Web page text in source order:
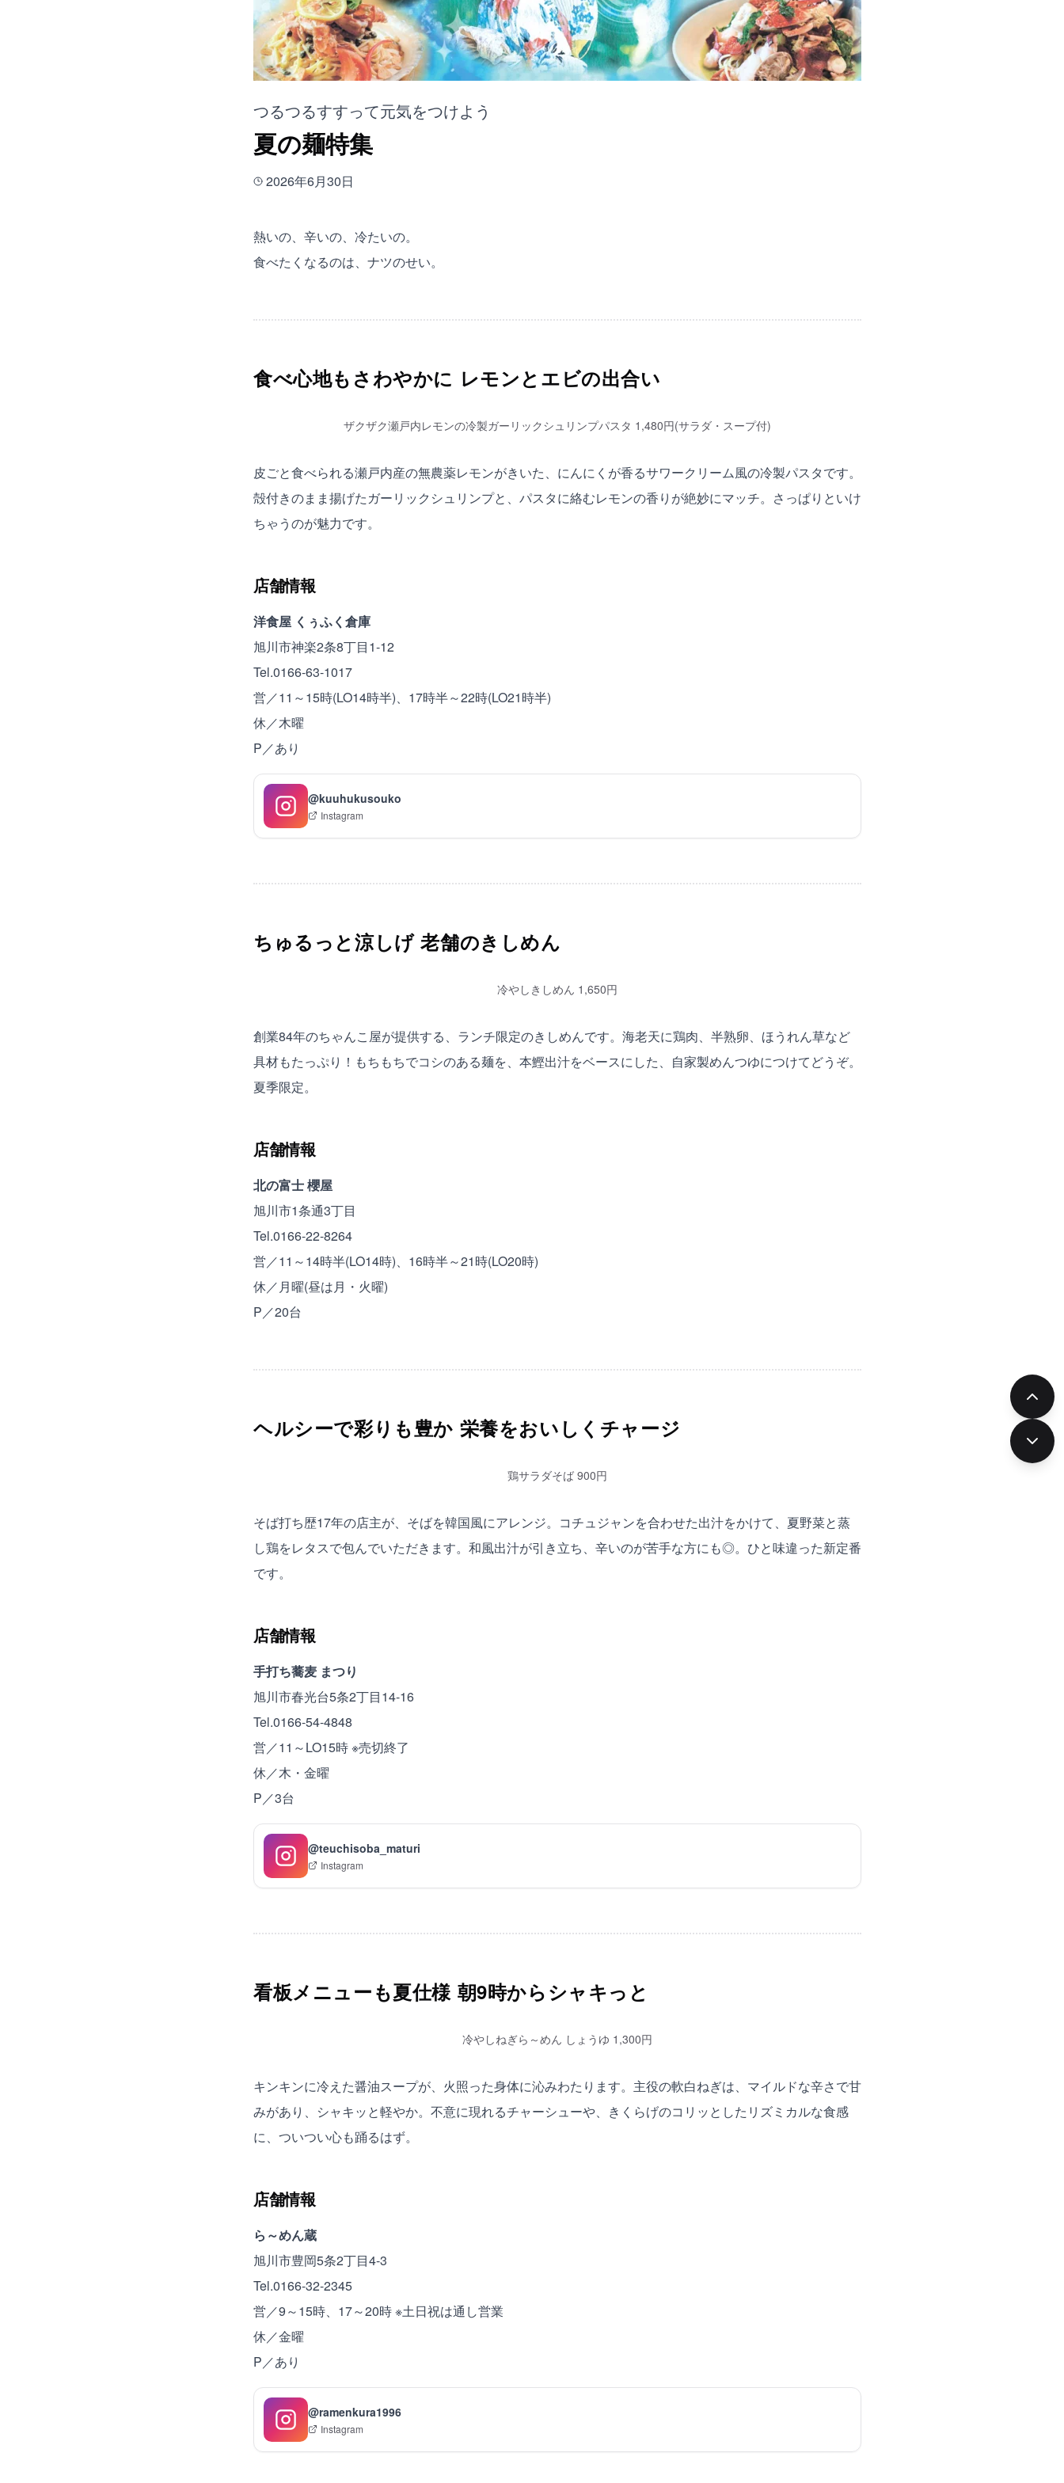
つるつるすすって元気をつけよう
夏の麺特集
2026年6月30日
熱いの、辛いの、冷たいの。
食べたくなるのは、ナツのせい。
食べ心地もさわやかに レモンとエビの出合い
ザクザク瀬戸内レモンの冷製ガーリックシュリンプパスタ 1,480円(サラダ・スープ付)
皮ごと食べられる瀬戸内産の無農薬レモンがきいた、にんにくが香るサワークリーム風の冷製パスタです。
殻付きのまま揚げたガーリックシュリンプと、パスタに絡むレモンの香りが絶妙にマッチ。さっぱりといけ
ちゃうのが魅力です。
店舗情報
洋食屋 くぅふく倉庫
旭川市神楽2条8丁目1-12
Tel.0166-63-1017
営／11～15時(LO14時半)、17時半～22時(LO21時半)
休／木曜
P／あり
@kuuhukusouko
Instagram
ちゅるっと涼しげ 老舗のきしめん
冷やしきしめん 1,650円
創業84年のちゃんこ屋が提供する、ランチ限定のきしめんです。海老天に鶏肉、半熟卵、ほうれん草など
具材もたっぷり！もちもちでコシのある麺を、本鰹出汁をベースにした、自家製めんつゆにつけてどうぞ。
夏季限定。
店舗情報
北の富士 櫻屋
旭川市1条通3丁目
Tel.0166-22-8264
営／11～14時半(LO14時)、16時半～21時(LO20時)
休／月曜(昼は月・火曜)
P／20台
ヘルシーで彩りも豊か 栄養をおいしくチャージ
鶏サラダそば 900円
そば打ち歴17年の店主が、そばを韓国風にアレンジ。コチュジャンを合わせた出汁をかけて、夏野菜と蒸
し鶏をレタスで包んでいただきます。和風出汁が引き立ち、辛いのが苦手な方にも◎。ひと味違った新定番
です。
店舗情報
手打ち蕎麦 まつり
旭川市春光台5条2丁目14-16
Tel.0166-54-4848
営／11～LO15時 ※売切終了
休／木・金曜
P／3台
@teuchisoba_maturi
Instagram
看板メニューも夏仕様 朝9時からシャキっと
冷やしねぎら～めん しょうゆ 1,300円
キンキンに冷えた醤油スープが、火照った身体に沁みわたります。主役の軟白ねぎは、マイルドな辛さで甘
みがあり、シャキッと軽やか。不意に現れるチャーシューや、きくらげのコリッとしたリズミカルな食感
に、ついつい心も踊るはず。
店舗情報
ら～めん蔵
旭川市豊岡5条2丁目4-3
Tel.0166-32-2345
営／9～15時、17～20時 ※土日祝は通し営業
休／金曜
P／あり
@ramenkura1996
Instagram